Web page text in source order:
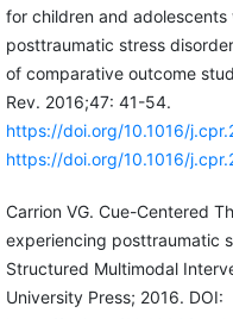
for children and adolescents
posttraumatic stress
of comparative outcome
Rev. 2016;47: 41-54.
https://doi.org/10.1016/
https://doi.org/10.1016/
Carrion VG. Cue-Centered
experiencing posttraumatic
Structured Multimodal
University Press; 2016. DOI: